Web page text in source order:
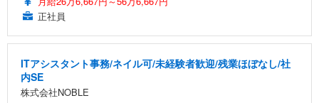
正社員
ITアシスタント事務/ネイル可/未経験者歓迎/残業ほぼなし/社
内SE
株式会社NOBLE